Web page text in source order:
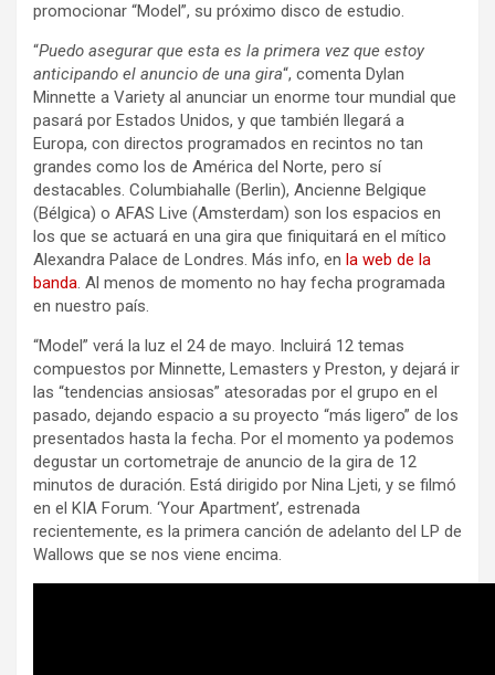
promocionar “Model”, su próximo disco de estudio.
“Puedo asegurar que esta es la primera vez que estoy
anticipando el anuncio de una gira“, comenta Dylan
Minnette a Variety al anunciar un enorme tour mundial que
pasará por Estados Unidos, y que también llegará a
Europa, con directos programados en recintos no tan
grandes como los de América del Norte, pero sí
destacables. Columbiahalle (Berlin), Ancienne Belgique
(Bélgica) o AFAS Live (Amsterdam) son los espacios en
los que se actuará en una gira que finiquitará en el mítico
Alexandra Palace de Londres. Más info, en la web de la
banda. Al menos de momento no hay fecha programada
en nuestro país.
“Model” verá la luz el 24 de mayo. Incluirá 12 temas
compuestos por Minnette, Lemasters y Preston, y dejará ir
las “tendencias ansiosas” atesoradas por el grupo en el
pasado, dejando espacio a su proyecto “más ligero” de los
presentados hasta la fecha. Por el momento ya podemos
degustar un cortometraje de anuncio de la gira de 12
minutos de duración. Está dirigido por Nina Ljeti, y se filmó
en el KIA Forum. ‘Your Apartment’, estrenada
recientemente, es la primera canción de adelanto del LP de
Wallows que se nos viene encima.